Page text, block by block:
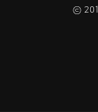
©